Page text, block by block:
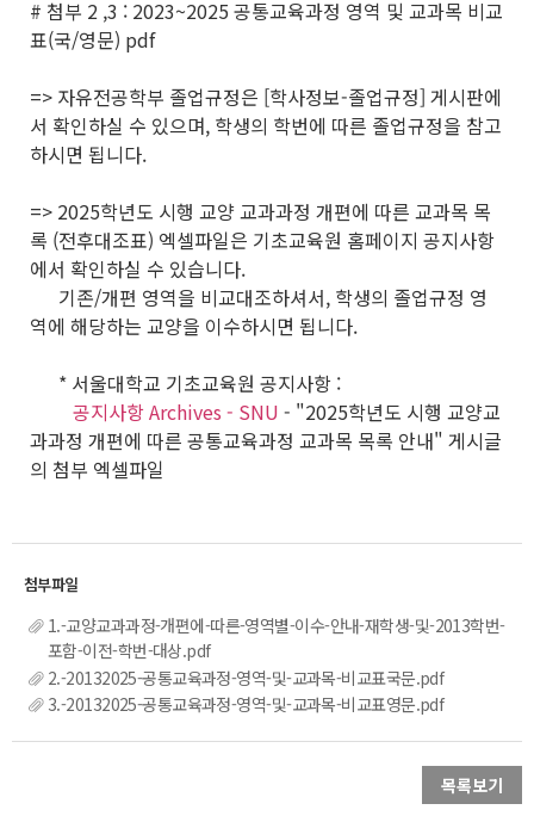
# 첨부 2 ,3 : 2023~2025 공통교육과정 영역 및 교과목 비교
표(국/영문) pdf
=> 자유전공학부 졸업규정은 [학사정보-졸업규정] 게시판에
서 확인하실 수 있으며, 학생의 학번에 따른 졸업규정을 참고
하시면 됩니다.
=> 2025학년도 시행 교양 교과과정 개편에 따른 교과목 목
록 (전후대조표) 엑셀파일은 기초교육원 홈페이지 공지사항
에서 확인하실 수 있습니다.
기존/개편 영역을 비교대조하셔서, 학생의 졸업규정 영
역에 해당하는 교양을 이수하시면 됩니다.
* 서울대학교 기초교육원 공지사항 :
공지사항 Archives - SNU - "2025학년도 시행 교양교
과과정 개편에 따른 공통교육과정 교과목 목록 안내" 게시글
의 첨부 엑셀파일
1.-교양교과과정-개편에-따른-영역별-이수-안내-재학생-및-2013학번-
포함-이전-학번-대상.pdf
2.-20132025-공통교육과정-영역-및-교과목-비교표국문.pdf
3.-20132025-공통교육과정-영역-및-교과목-비교표영문.pdf
목록보기